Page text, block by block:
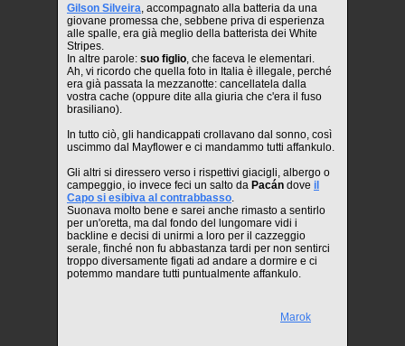
Gilson Silveira , accompagnato alla batteria da una
giovane promessa che, sebbene priva di esperienza
alle spalle, era già meglio della batterista dei White
Stripes.
In altre parole: suo figlio , che faceva le elementari.
Ah, vi ricordo che quella foto in Italia è illegale, perché
era già passata la mezzanotte: cancellatela dalla
vostra cache (oppure dite alla giuria che c'era il fuso
brasiliano).
In tutto ciò, gli handicappati crollavano dal sonno, così
uscimmo dal Mayflower e ci mandammo tutti affankulo.
Gli altri si diressero verso i rispettivi giacigli, albergo o
campeggio, io invece feci un salto da Pacán dove il
Capo si esibiva al contrabbasso
Suonava molto bene e sarei anche rimasto a sentirlo
per un'oretta, ma dal fondo del lungomare vidi i
backline e decisi di unirmi a loro per il cazzeggio
serale, finché non fu abbastanza tardi per non sentirci
troppo diversamente figati ad andare a dormire e ci
potemmo mandare tutti puntualmente affankulo.
Marok